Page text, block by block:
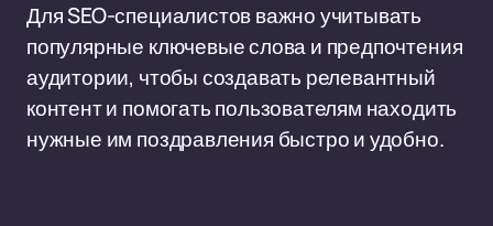
Для SEO-специалистов важно учитывать
популярные ключевые слова и предпочтения
аудитории, чтобы создавать релевантный
контент и помогать пользователям находить
нужные им поздравления быстро и удобно.